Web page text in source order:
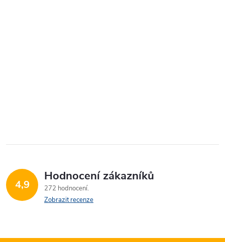
4,9
Hodnocení zákazníků
272 hodnocení
Zobrazit recenze